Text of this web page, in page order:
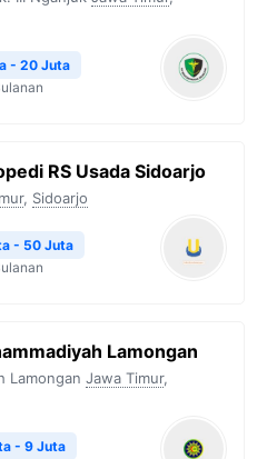
- 20 Juta
RS Usada Sidoarjo
, Sidoarjo
- 50 Juta
Lamongan
Lamongan Jawa Timur,
- 9 Juta